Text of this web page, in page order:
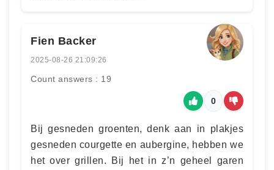
Fien Backer
2025-08-26 21:09:26
Count answers : 19
0
Bij gesneden groenten, denk aan in plakjes
gesneden courgette en aubergine, hebben we
het over grillen. Bij het in z’n geheel garen